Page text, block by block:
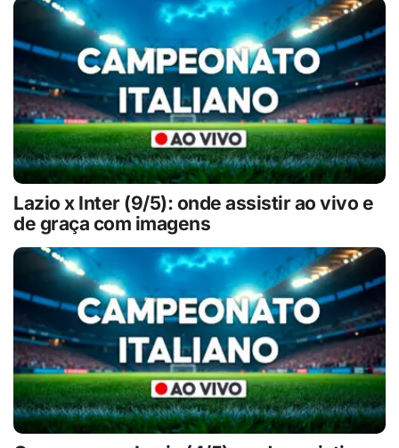
Lazio x Inter (9/5): onde assistir ao vivo e
de graça com imagens